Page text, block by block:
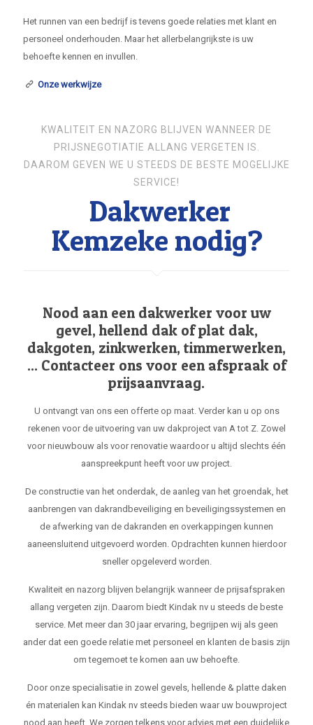
Het runnen van een bedrijf is tevens goede relaties met klant en
personeel onderhouden. Maar het allerbelangrijkste is uw
behoefte kennen en invullen.
Onze werkwijze
KWALITEIT EN NAZORG BLIJVEN WANNEER DE
PRIJSNEGOTIATIE ALLANG VERGETEN IS.
DAAROM GEVEN WE U STEEDS DE BESTE MOGELIJKE
SERVICE!
Dakwerker
Kemzeke nodig?
Nood aan een dakwerker voor uw
gevel, hellend dak of plat dak,
dakgoten, zinkwerken, timmerwerken,
... Contacteer ons voor een afspraak of
prijsaanvraag.
U ontvangt van ons een offerte op maat. Verder kan u op ons
rekenen voor de uitvoering van uw dakproject van A tot Z. Zowel
voor nieuwbouw als voor renovatie waardoor u altijd slechts één
aanspreekpunt heeft voor uw project.
De constructie van het onderdak, de aanleg van het groendak, het
aanbrengen van dakrandbeveiliging en beveiligingssystemen en
de afwerking van de dakranden en overkappingen kunnen
aaneensluitend uitgevoerd worden. Opdrachten kunnen hierdoor
sneller opgeleverd worden.
Kwaliteit en nazorg blijven belangrijk wanneer de prijsafspraken
allang vergeten zijn. Daarom biedt Kindak nv u steeds de beste
service. Met meer dan 30 jaar ervaring, begrijpen wij als geen
ander dat een goede relatie met personeel en klanten de basis zijn
om tegemoet te komen aan uw behoefte.
Door onze specialisatie in zowel gevels, hellende & platte daken
én materialen kan Kindak nv steeds bieden waar uw bouwproject
nood aan heeft. We zorgen telkens voor advies met een duidelijke